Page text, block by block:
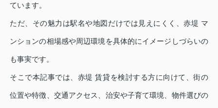
ています。
ただ、その魅力は駅名や地図だけでは見えにくく、赤堤 マ
ンションの相場感や周辺環境を具体的にイメージしづらいの
も事実です。
そこで本記事では、赤堤 賃貸を検討する方に向けて、街の
位置や特徴、交通アクセス、治安や子育て環境、物件選びの